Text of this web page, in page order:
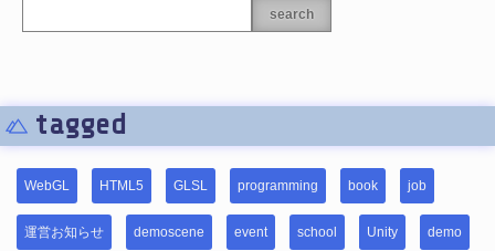
search
tagged
WebGL HTML5 GLSL programming book job
運営お知らせ demoscene event school Unity demo